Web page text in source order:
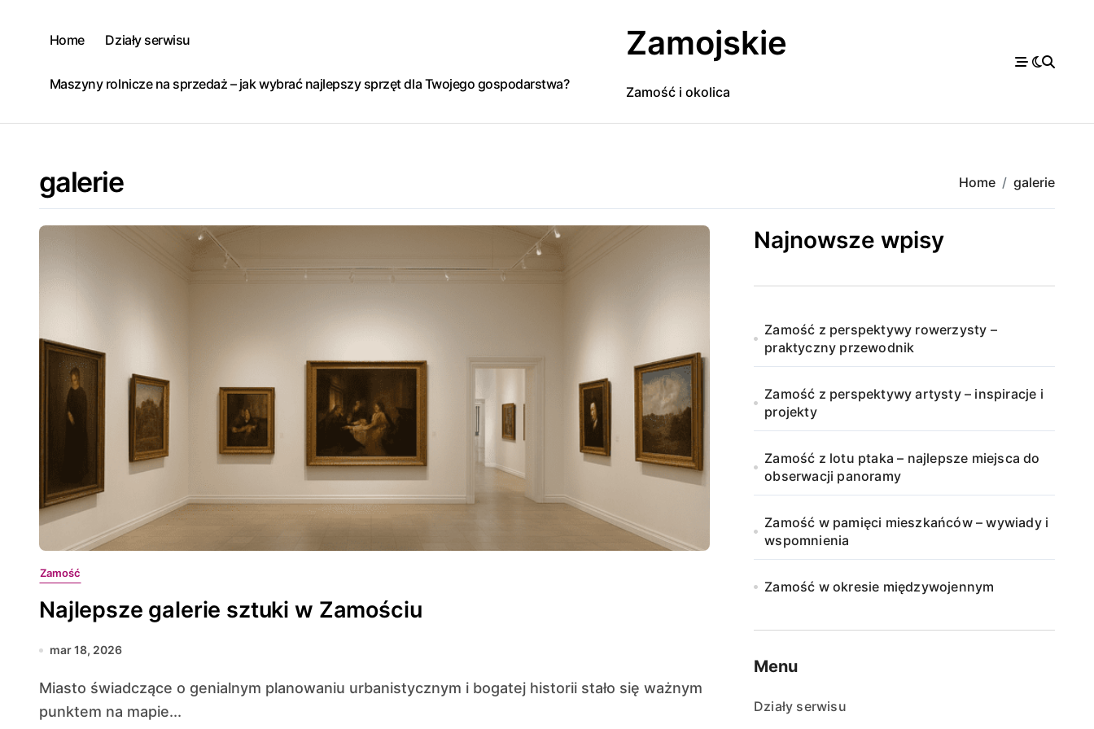
Home Działy serwisu
Maszyny rolnicze na sprzedaż – jak wybrać najlepszy sprzęt dla Twojego gospodarstwa?
Zamojskie
Zamość i okolica
galerie Home galerie
Zamość
Najlepsze galerie sztuki w Zamościu
mar 18, 2026
Miasto świadczące o genialnym planowaniu urbanistycznym i bogatej historii stało się ważnym
punktem na mapie...
Najnowsze wpisy
Zamość z perspektywy rowerzysty –
praktyczny przewodnik
Zamość z perspektywy artysty – inspiracje i
projekty
Zamość z lotu ptaka – najlepsze miejsca do
obserwacji panoramy
Zamość w pamięci mieszkańców – wywiady i
wspomnienia
Zamość w okresie międzywojennym
Menu
Działy serwisu